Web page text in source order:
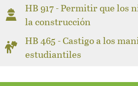
HB 917 - Permitir que los
la construcción
HB 465 - Castigo a los
estudiantiles